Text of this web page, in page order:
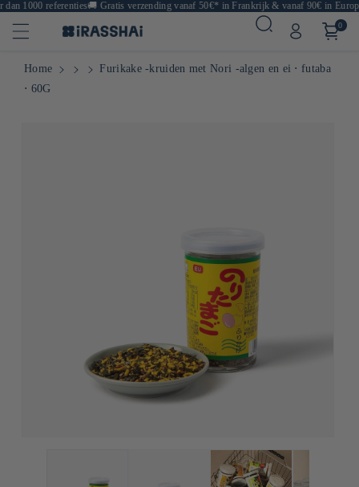
1000 referenties🚚Gratis verzending vanaf 50€* in Frankrijk & vanaf 90€ in Europa
0
Home
Furikake -kruiden met Nori -algen en ei ⋅ futaba
⋅ 60G